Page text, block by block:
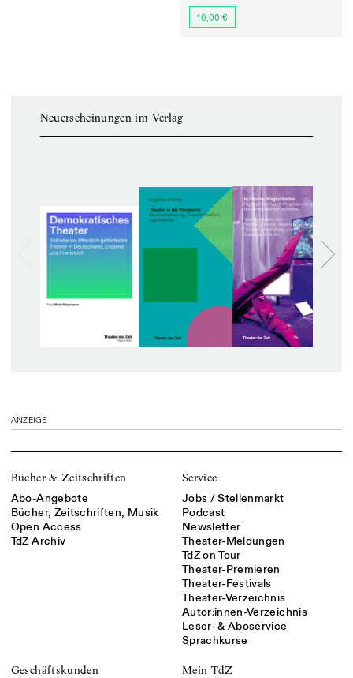
10,00 €
Neuerscheinungen im Verlag
ANZEIGE
Bücher & Zeitschriften
Abo-Angebote
Bücher, Zeitschriften, Musik
Open Access
TdZ Archiv
Service
Jobs / Stellenmarkt
Podcast
Newsletter
Theater-Meldungen
TdZ on Tour
Theater-Premieren
Theater-Festivals
Theater-Verzeichnis
Autor:innen-Verzeichnis
Leser- & Aboservice
Sprachkurse
Geschäftskunden Mein TdZ